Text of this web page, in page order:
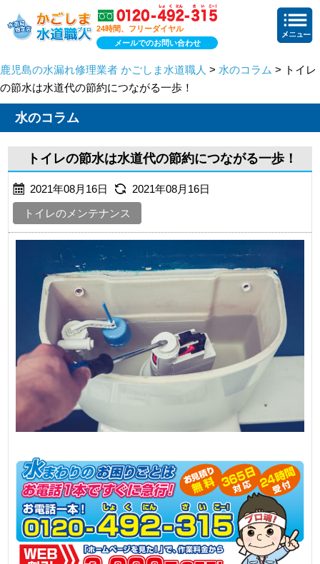
24時間、フリーダイヤル
メールでのお問い合わせ
鹿児島の水漏れ修理業者 かごしま水道職人 > 水のコラム > トイレ
の節水は水道代の節約につながる一歩！
水のコラム
トイレの節水は水道代の節約につながる一歩！
2021年08月16日
2021年08月16日
トイレのメンテナンス